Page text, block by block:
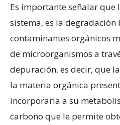
Es importante señalar que
sistema, es la degradación
contaminantes orgánicos
de microorganismos a
depuración, es decir, que
la materia orgánica
incorporarla a su
carbono que le permite